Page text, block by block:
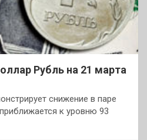
Рубль на 21 марта
снижение в паре
к уровню 93